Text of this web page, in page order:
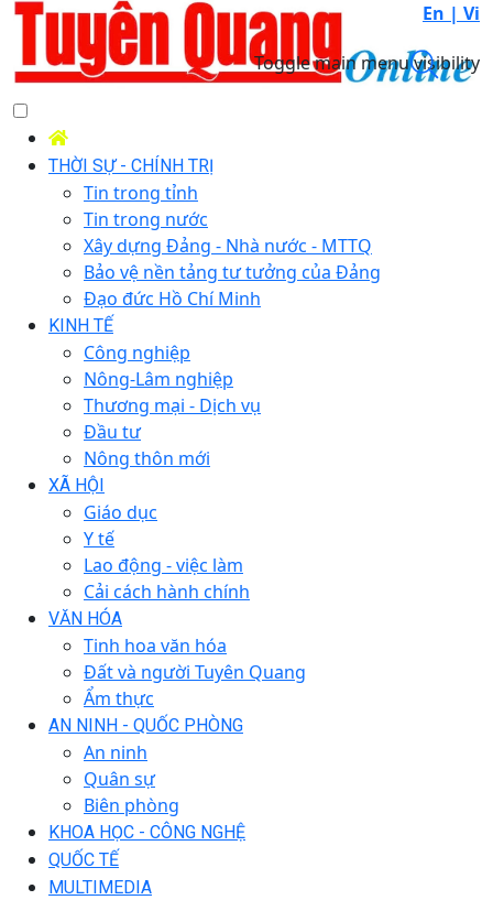
En | Vi
Toggle main menu visibility
THỜI SỰ - CHÍNH TRỊ
Tin trong tỉnh
Tin trong nước
Xây dựng Đảng - Nhà nước - MTTQ
Bảo vệ nền tảng tư tưởng của Đảng
Đạo đức Hồ Chí Minh
KINH TẾ
Công nghiệp
Nông-Lâm nghiệp
Thương mại - Dịch vụ
Đầu tư
Nông thôn mới
XÃ HỘI
Giáo dục
Y tế
Lao động - việc làm
Cải cách hành chính
VĂN HÓA
Tinh hoa văn hóa
Đất và người Tuyên Quang
Ẩm thực
AN NINH - QUỐC PHÒNG
An ninh
Quân sự
Biên phòng
KHOA HỌC - CÔNG NGHỆ
QUỐC TẾ
MULTIMEDIA